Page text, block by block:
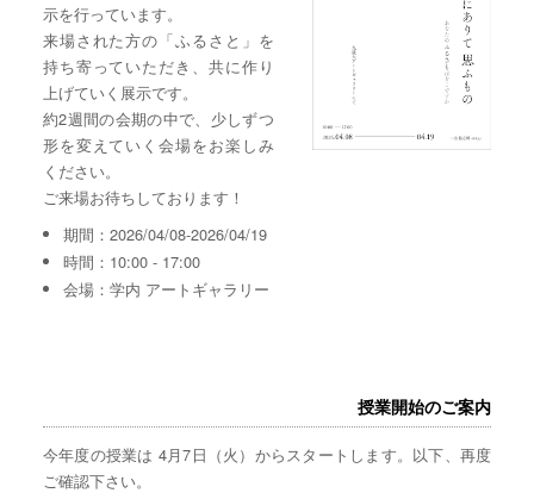
示を行っています。
来場された方の「ふるさと」を
持ち寄っていただき、共に作り
上げていく展示です。
約2週間の会期の中で、少しずつ
形を変えていく会場をお楽しみ
ください。
ご来場お待ちしております！
期間：2026/04/08-2026/04/19
時間：10:00 - 17:00
会場：学内 アートギャラリー
授業開始のご案内
今年度の授業は 4月7日（火）からスタートします。以下、再度
ご確認下さい。